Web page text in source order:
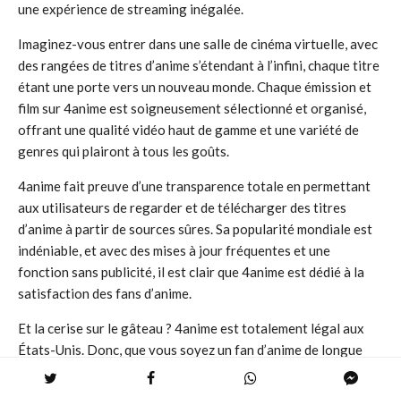
une expérience de streaming inégalée.
Imaginez-vous entrer dans une salle de cinéma virtuelle, avec
des rangées de titres d’anime s’étendant à l’infini, chaque titre
étant une porte vers un nouveau monde. Chaque émission et
film sur 4anime est soigneusement sélectionné et organisé,
offrant une qualité vidéo haut de gamme et une variété de
genres qui plairont à tous les goûts.
4anime fait preuve d’une transparence totale en permettant
aux utilisateurs de regarder et de télécharger des titres
d’anime à partir de sources sûres. Sa popularité mondiale est
indéniable, et avec des mises à jour fréquentes et une
fonction sans publicité, il est clair que 4anime est dédié à la
satisfaction des fans d’anime.
Et la cerise sur le gâteau ? 4anime est totalement légal aux
États-Unis. Donc, que vous soyez un fan d’anime de longue
date ou un novice qui cherche à plonger dans ce monde